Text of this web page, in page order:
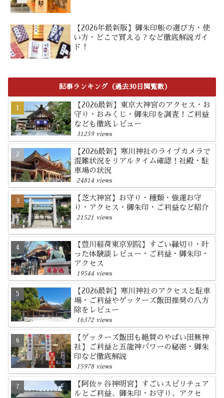
【2026年最新版】御朱印帳の選び方・使
い方・どこで買える？など徹底解説ガイ
ド！
記事ランキング（過去30日閲覧数）
【2026最新】東京大神宮のアクセス・お
守り・おみくじ・御朱印を調査！ご利益
なども徹底レビュー
31259 views
【2026最新】寒川神社のライブカメラで
混雑状況をリアルタイム確認！社殿・駐
車場の状況
24814 views
【芝大神宮】お守り・種類・強運お守
り・アクセス・御朱印・ご利益など紹介
21521 views
【豊川稲荷東京別院】すごい縁切り・叶
った体験談レビュー・ご利益・御朱印・
アクセス
19544 views
【2026最新】寒川神社のアクセスと駐車
場・ご利益やゲッターズ飯田推奨の八方
除をレビュー
16372 views
【ゲッターズ飯田も絶賛のやばい田無神
社】ご利益と五龍神パワーの秘密・御朱
印など徹底解説
15978 views
【阿佐ヶ谷神明宮】すごいスピリチュア
ルとご利益、御朱印・お守り、アクセ